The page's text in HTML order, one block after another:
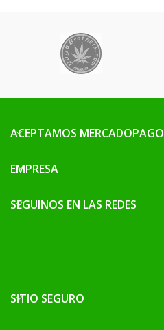
ACEPTAMOS MERCADOPAGO
EMPRESA
SEGUINOS EN LAS REDES
SITIO SEGURO